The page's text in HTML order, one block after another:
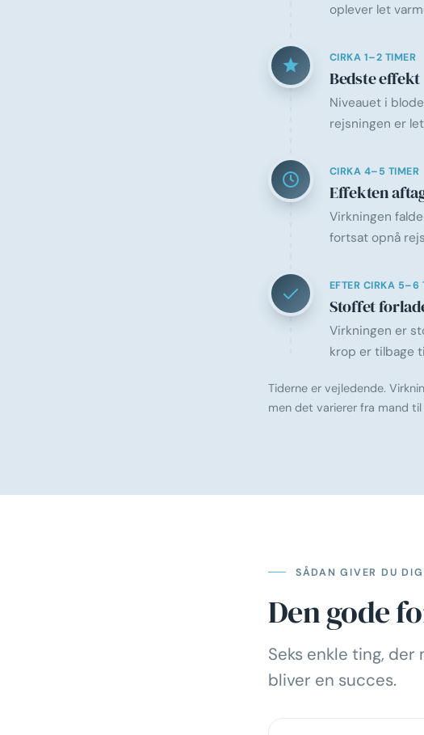
oplever let
CIRKA 1–2 TIMER
Bedste effekt
Niveauet i
rejsningen er
CIRKA 4–5 TIMER
Effekten
Virkningen
fortsat opnå
EFTER CIRKA 5–6
Stoffet
Virkningen er
krop er tilbage
Tiderne er vejledende.
men det varierer fra mand
SÅDAN GIVER DU
Den gode
Seks enkle ting,
bliver en succes.